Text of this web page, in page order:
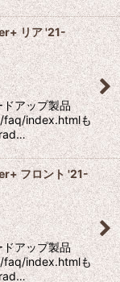
リア '21-
アップ製品
faq/index.htmlも
フロント '21-
アップ製品
faq/index.htmlも